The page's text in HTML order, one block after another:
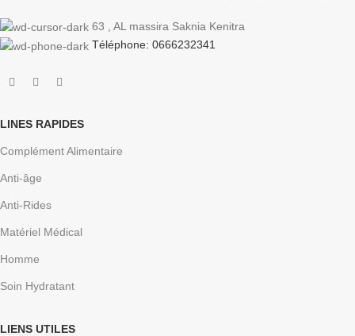
63 , AL massira Saknia Kenitra
Téléphone: 0666232341
LINES RAPIDES
Complément Alimentaire
Anti-âge
Anti-Rides
Matériel Médical
Homme
Soin Hydratant
LIENS UTILES